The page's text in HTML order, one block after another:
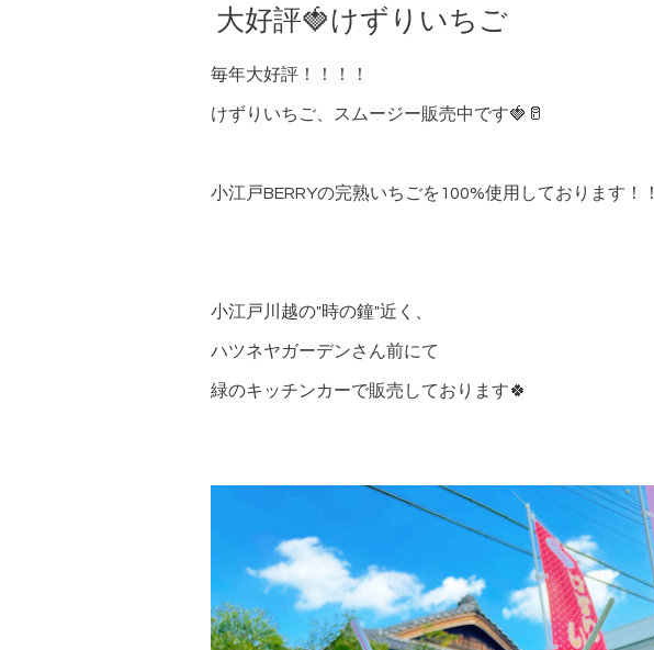
大好評🍓けずりいちご
毎年大好評！！！！
けずりいちご、スムージー販売中です🍓🥛
小江戸BERRYの完熟いちごを100%使用しております！！
小江戸川越の"時の鐘"近く、
ハツネヤガーデンさん前にて
緑のキッチンカーで販売しております🍀